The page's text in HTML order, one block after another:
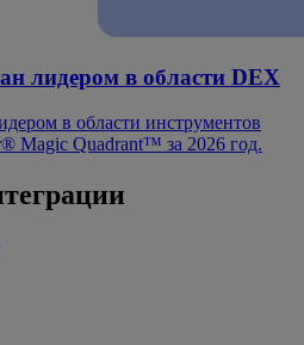
лидером в области DEX
в области инструментов
Magic Quadrant™ за 2026 год.